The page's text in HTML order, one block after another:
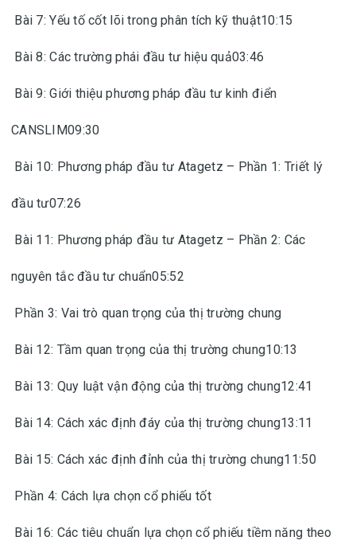
Bài 7: Yếu tố cốt lõi trong phân tích kỹ thuật10:15
Bài 8: Các trường phái đầu tư hiệu quả03:46
Bài 9: Giới thiệu phương pháp đầu tư kinh điển
CANSLIM09:30
Bài 10: Phương pháp đầu tư Atagetz – Phần 1: Triết lý
đầu tư07:26
Bài 11: Phương pháp đầu tư Atagetz – Phần 2: Các
nguyên tắc đầu tư chuẩn05:52
Phần 3: Vai trò quan trọng của thị trường chung
Bài 12: Tầm quan trọng của thị trường chung10:13
Bài 13: Quy luật vận động của thị trường chung12:41
Bài 14: Cách xác định đáy của thị trường chung13:11
Bài 15: Cách xác định đỉnh của thị trường chung11:50
Phần 4: Cách lựa chọn cổ phiếu tốt
Bài 16: Các tiêu chuẩn lựa chọn cổ phiếu tiềm năng theo